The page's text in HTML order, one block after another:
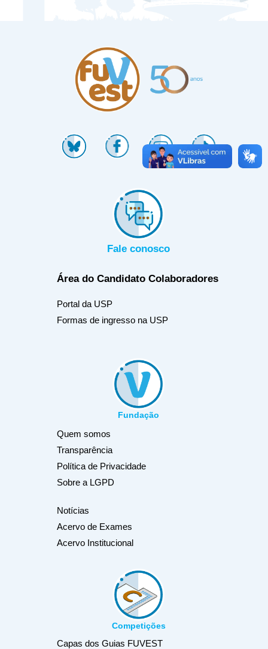
Fale conosco
Área do Candidato Colaboradores
Portal da USP
Formas de ingresso na USP
Fundação
Quem somos
Transparência
Política de Privacidade
Sobre a LGPD
Notícias
Acervo de Exames
Acervo Institucional
Competições
Capas dos Guias FUVEST